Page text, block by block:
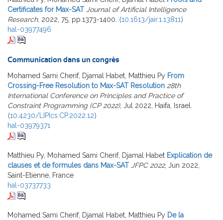
Certificates for Max-SAT Journal of Artificial Intelligence
Research, 2022, 75, pp.1373-1400. ⟨10.1613/jair.1.13811⟩
hal-03977496
Communication dans un congrès
Mohamed Sami Cherif, Djamal Habet, Matthieu Py From
Crossing-Free Resolution to Max-SAT Resolution 28th
International Conference on Principles and Practice of
Constraint Programming (CP 2022), Jul 2022, Haifa, Israel.
⟨10.4230/LIPIcs.CP.2022.12⟩
hal-03979371
Matthieu Py, Mohamed Sami Cherif, Djamal Habet Explication de
clauses et de formules dans Max-SAT JFPC 2022, Jun 2022,
Saint-Etienne, France
hal-03737733
Mohamed Sami Cherif, Djamal Habet, Matthieu Py De la